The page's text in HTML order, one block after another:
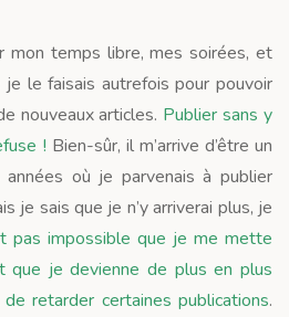
mon temps libre, mes soirées, et
le faisais autrefois pour pouvoir
nouveaux articles. Publier sans y
! Bien-sûr, il m’arrive d’être un
où je parvenais à publier
je sais que je n’y arriverai plus, je
pas impossible que je me mette
que je devienne de plus en plus
retarder certaines publications.